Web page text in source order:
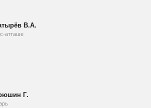
В.А.
атташе
Г.